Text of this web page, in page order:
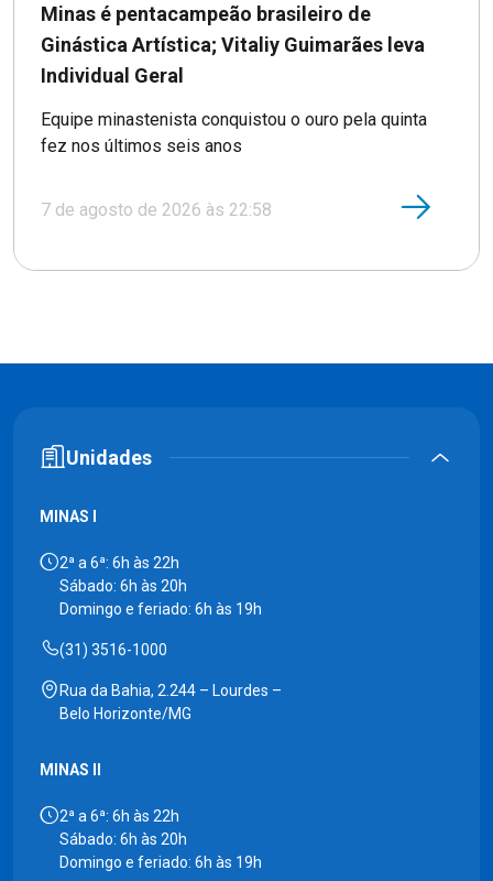
Minas é pentacampeão brasileiro de
Ginástica Artística; Vitaliy Guimarães leva
Individual Geral
Equipe minastenista conquistou o ouro pela quinta
fez nos últimos seis anos
7 de agosto de 2026 às 22:58
Unidades
MINAS I
2ª a 6ª: 6h às 22h
Sábado: 6h às 20h
Domingo e feriado: 6h às 19h
(31) 3516-1000
Rua da Bahia, 2.244 – Lourdes –
Belo Horizonte/MG
MINAS II
2ª a 6ª: 6h às 22h
Sábado: 6h às 20h
Domingo e feriado: 6h às 19h